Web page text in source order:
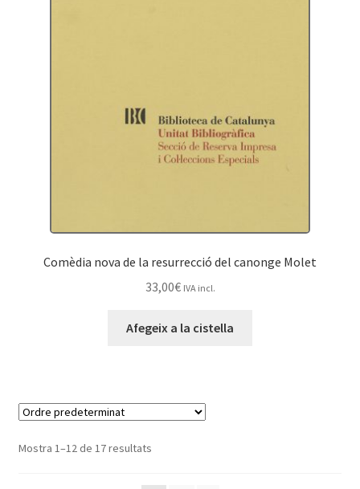
Comèdia nova de la resurrecció del canonge Molet
33,00€ IVA incl.
Afegeix a la cistella
Mostra 1–12 de 17 resultats